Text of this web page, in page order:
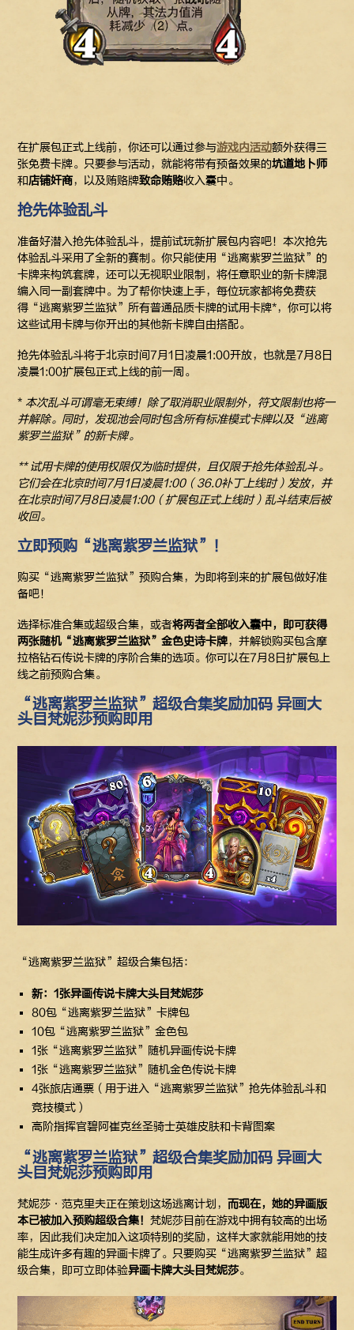
在扩展包正式上线前，你还可以通过参与游戏内活动额外获得三
张免费卡牌。只要参与活动，就能将带有预备效果的坑道地卜师
和店铺奸商，以及贿赂牌致命贿赂收入囊中。
抢先体验乱斗
准备好潜入抢先体验乱斗，提前试玩新扩展包内容吧！本次抢先
体验乱斗采用了全新的赛制。你只能使用“逃离紫罗兰监狱”的
卡牌来构筑套牌，还可以无视职业限制，将任意职业的新卡牌混
编入同一副套牌中。为了帮你快速上手，每位玩家都将免费获
得“逃离紫罗兰监狱”所有普通品质卡牌的试用卡牌*，你可以将
这些试用卡牌与你开出的其他新卡牌自由搭配。
抢先体验乱斗将于北京时间7月1日凌晨1:00开放，也就是7月8日
凌晨1:00扩展包正式上线的前一周。
* 本次乱斗可谓毫无束缚！除了取消职业限制外，符文限制也将一
并解除。同时，发现池会同时包含所有标准模式卡牌以及“逃离
紫罗兰监狱”的新卡牌。
**试用卡牌的使用权限仅为临时提供，且仅限于抢先体验乱斗。
它们会在北京时间7月1日凌晨1:00（36.0补丁上线时）发放，并
在北京时间7月8日凌晨1:00（扩展包正式上线时）乱斗结束后被
收回。
立即预购“逃离紫罗兰监狱”！
购买“逃离紫罗兰监狱”预购合集，为即将到来的扩展包做好准
备吧！
选择标准合集或超级合集，或者将两者全部收入囊中，即可获得
两张随机“逃离紫罗兰监狱”金色史诗卡牌，并解锁购买包含摩
拉格钻石传说卡牌的序阶合集的选项。你可以在7月8日扩展包上
线之前预购合集。
“逃离紫罗兰监狱”超级合集奖励加码 异画大
头目梵妮莎预购即用
“逃离紫罗兰监狱”超级合集包括：
新：1张异画传说卡牌大头目梵妮莎
80包“逃离紫罗兰监狱”卡牌包
10包“逃离紫罗兰监狱”金色包
1张“逃离紫罗兰监狱”随机异画传说卡牌
1张“逃离紫罗兰监狱”随机金色传说卡牌
4张旅店通票（用于进入“逃离紫罗兰监狱”抢先体验乱斗和
竞技模式）
高阶指挥官碧阿崔克丝圣骑士英雄皮肤和卡背图案
“逃离紫罗兰监狱”超级合集奖励加码 异画大
头目梵妮莎预购即用
梵妮莎·范克里夫正在策划这场逃离计划，而现在，她的异画版
本已被加入预购超级合集！梵妮莎目前在游戏中拥有较高的出场
率，因此我们决定加入这项特别的奖励，这样大家就能用她的技
能生成许多有趣的异画卡牌了。只要购买“逃离紫罗兰监狱”超
级合集，即可立即体验异画卡牌大头目梵妮莎。